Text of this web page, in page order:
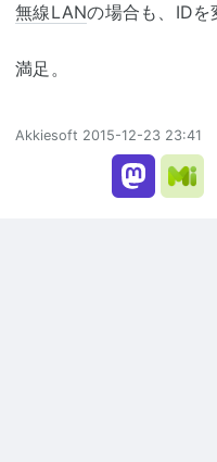
無線LANの場合も、IDを
満足。
Akkiesoft 2015-12-23 23:41